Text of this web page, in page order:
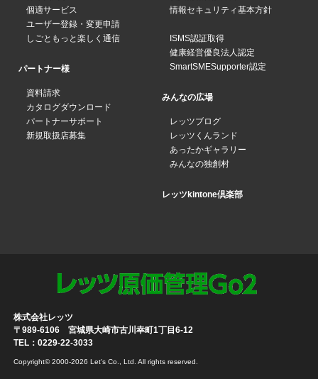
個適サービス
ユーザー登録・変更申請
しごともっと楽しく通信
パートナー様
資料請求
カタログダウンロード
パートナーサポート
新規取扱店募集
情報セキュリティ基本方針
ISMS認証取得
健康経営優良法人認定
SmartSMESupporter認定
みんなの広場
レッツブログ
レッツくんランド
あったかギャラリー
みんなの独創村
レッツkintone倶楽部
株式会社レッツ
〒989-6106 宮城県大崎市古川幸町1丁目6-12
TEL：0229-22-3033
Copyright© 2000-2026 Let's Co., Ltd. All rights reserved.